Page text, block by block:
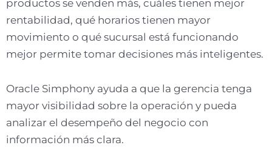
productos se venden más, cuáles tienen mejor
rentabilidad, qué horarios tienen mayor
movimiento o qué sucursal está funcionando
mejor permite tomar decisiones más inteligentes.
Oracle Simphony ayuda a que la gerencia tenga
mayor visibilidad sobre la operación y pueda
analizar el desempeño del negocio con
información más clara.